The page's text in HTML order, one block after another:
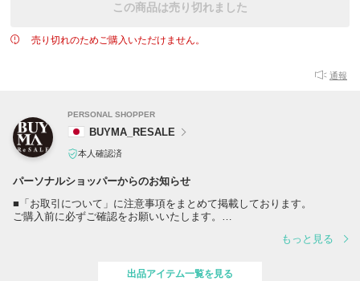
この商品は売り切れました
売り切れのためご購入いただけません。
通報
PERSONAL SHOPPER
BUYMA_RESALE
本人確認済
パーソナルショッパーからのお知らせ
■「お取引について」に注意事項をまとめて掲載しております。
ご購入前に必ずご確認をお願いいたします。
もっと見る
出品アイテム一覧を見る